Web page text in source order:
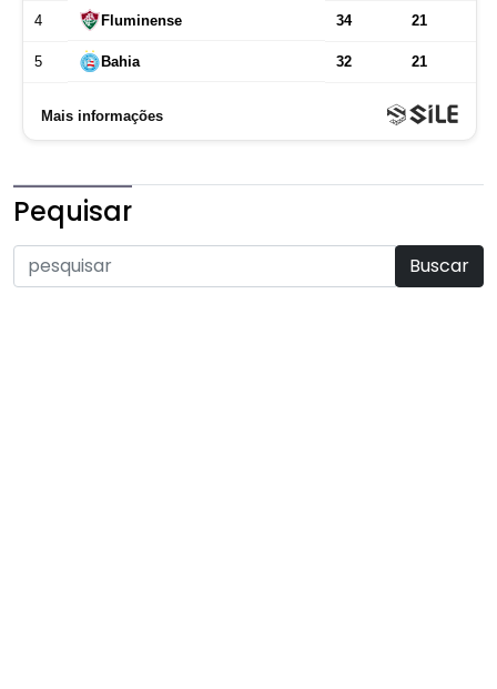
Pequisar